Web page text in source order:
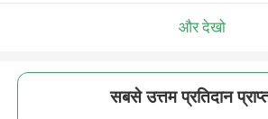
और देखो
सबसे उत्तम प्रतिदान